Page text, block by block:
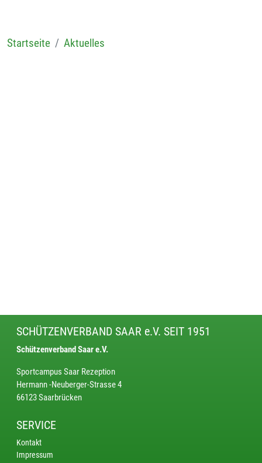
Startseite Aktuelles
SCHÜTZENVERBAND SAAR e.V. SEIT 1951
Schützenverband Saar e.V.
Sportcampus Saar Rezeption
Hermann -Neuberger-Strasse 4
66123 Saarbrücken
SERVICE
Kontakt
Impressum